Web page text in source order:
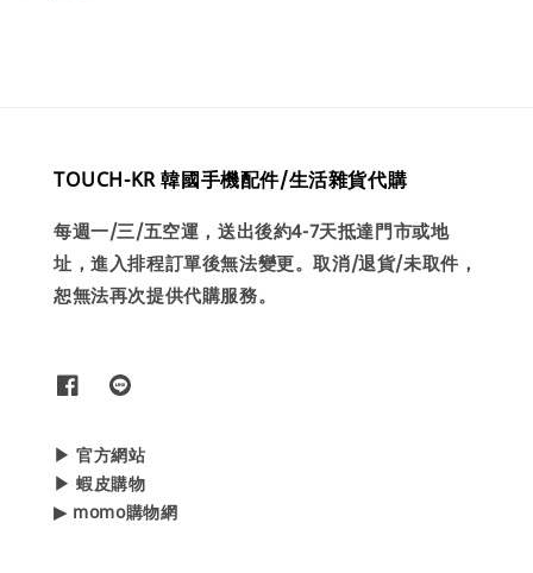
TOUCH-KR 韓國手機配件/生活雜貨代購
每週一/三/五空運，送出後約4-7天抵達門市或地
址，進入排程訂單後無法變更。取消/退貨/未取件，
恕無法再次提供代購服務。
▶ 官方網站
▶ 蝦皮購物
▶ momo購物網